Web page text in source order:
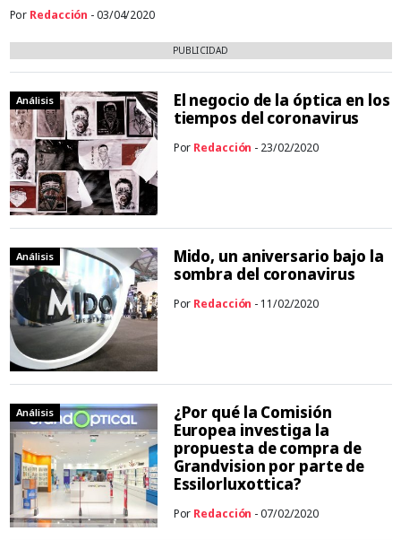
Por Redacción - 03/04/2020
PUBLICIDAD
Análisis
El negocio de la óptica en los
tiempos del coronavirus
Por Redacción - 23/02/2020
Análisis
Mido, un aniversario bajo la
sombra del coronavirus
Por Redacción - 11/02/2020
Análisis
¿Por qué la Comisión
Europea investiga la
propuesta de compra de
Grandvision por parte de
Essilorluxottica?
Por Redacción - 07/02/2020